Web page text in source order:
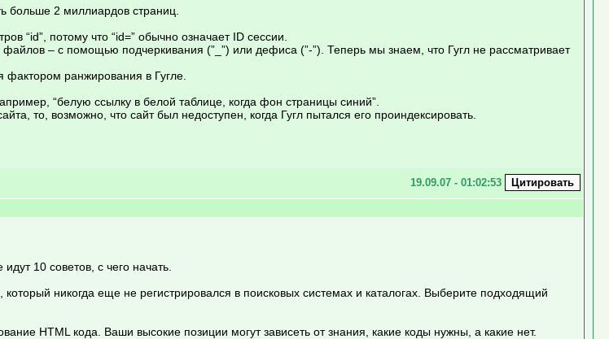
больше 2 миллиардов страниц.
“id”, потому что “id=” обычно означает ID сессии.
– с помощью подчеркивания (”_”) или дефиса (”-”). Теперь мы знаем, что Гугл не рассматривает
ранжирования в Гугле.
“белую ссылку в белой таблице, когда фон страницы синий”.
то, возможно, что сайт был недоступен, когда Гугл пытался его проиндексировать.
19.09.07 - 01:02:53
10 советов, с чего начать.
никогда еще не регистрировался в поисковых системах и каталогах. Выберите подходящий
HTML кода. Ваши высокие позиции могут зависеть от знания, какие коды нужны, а какие нет.